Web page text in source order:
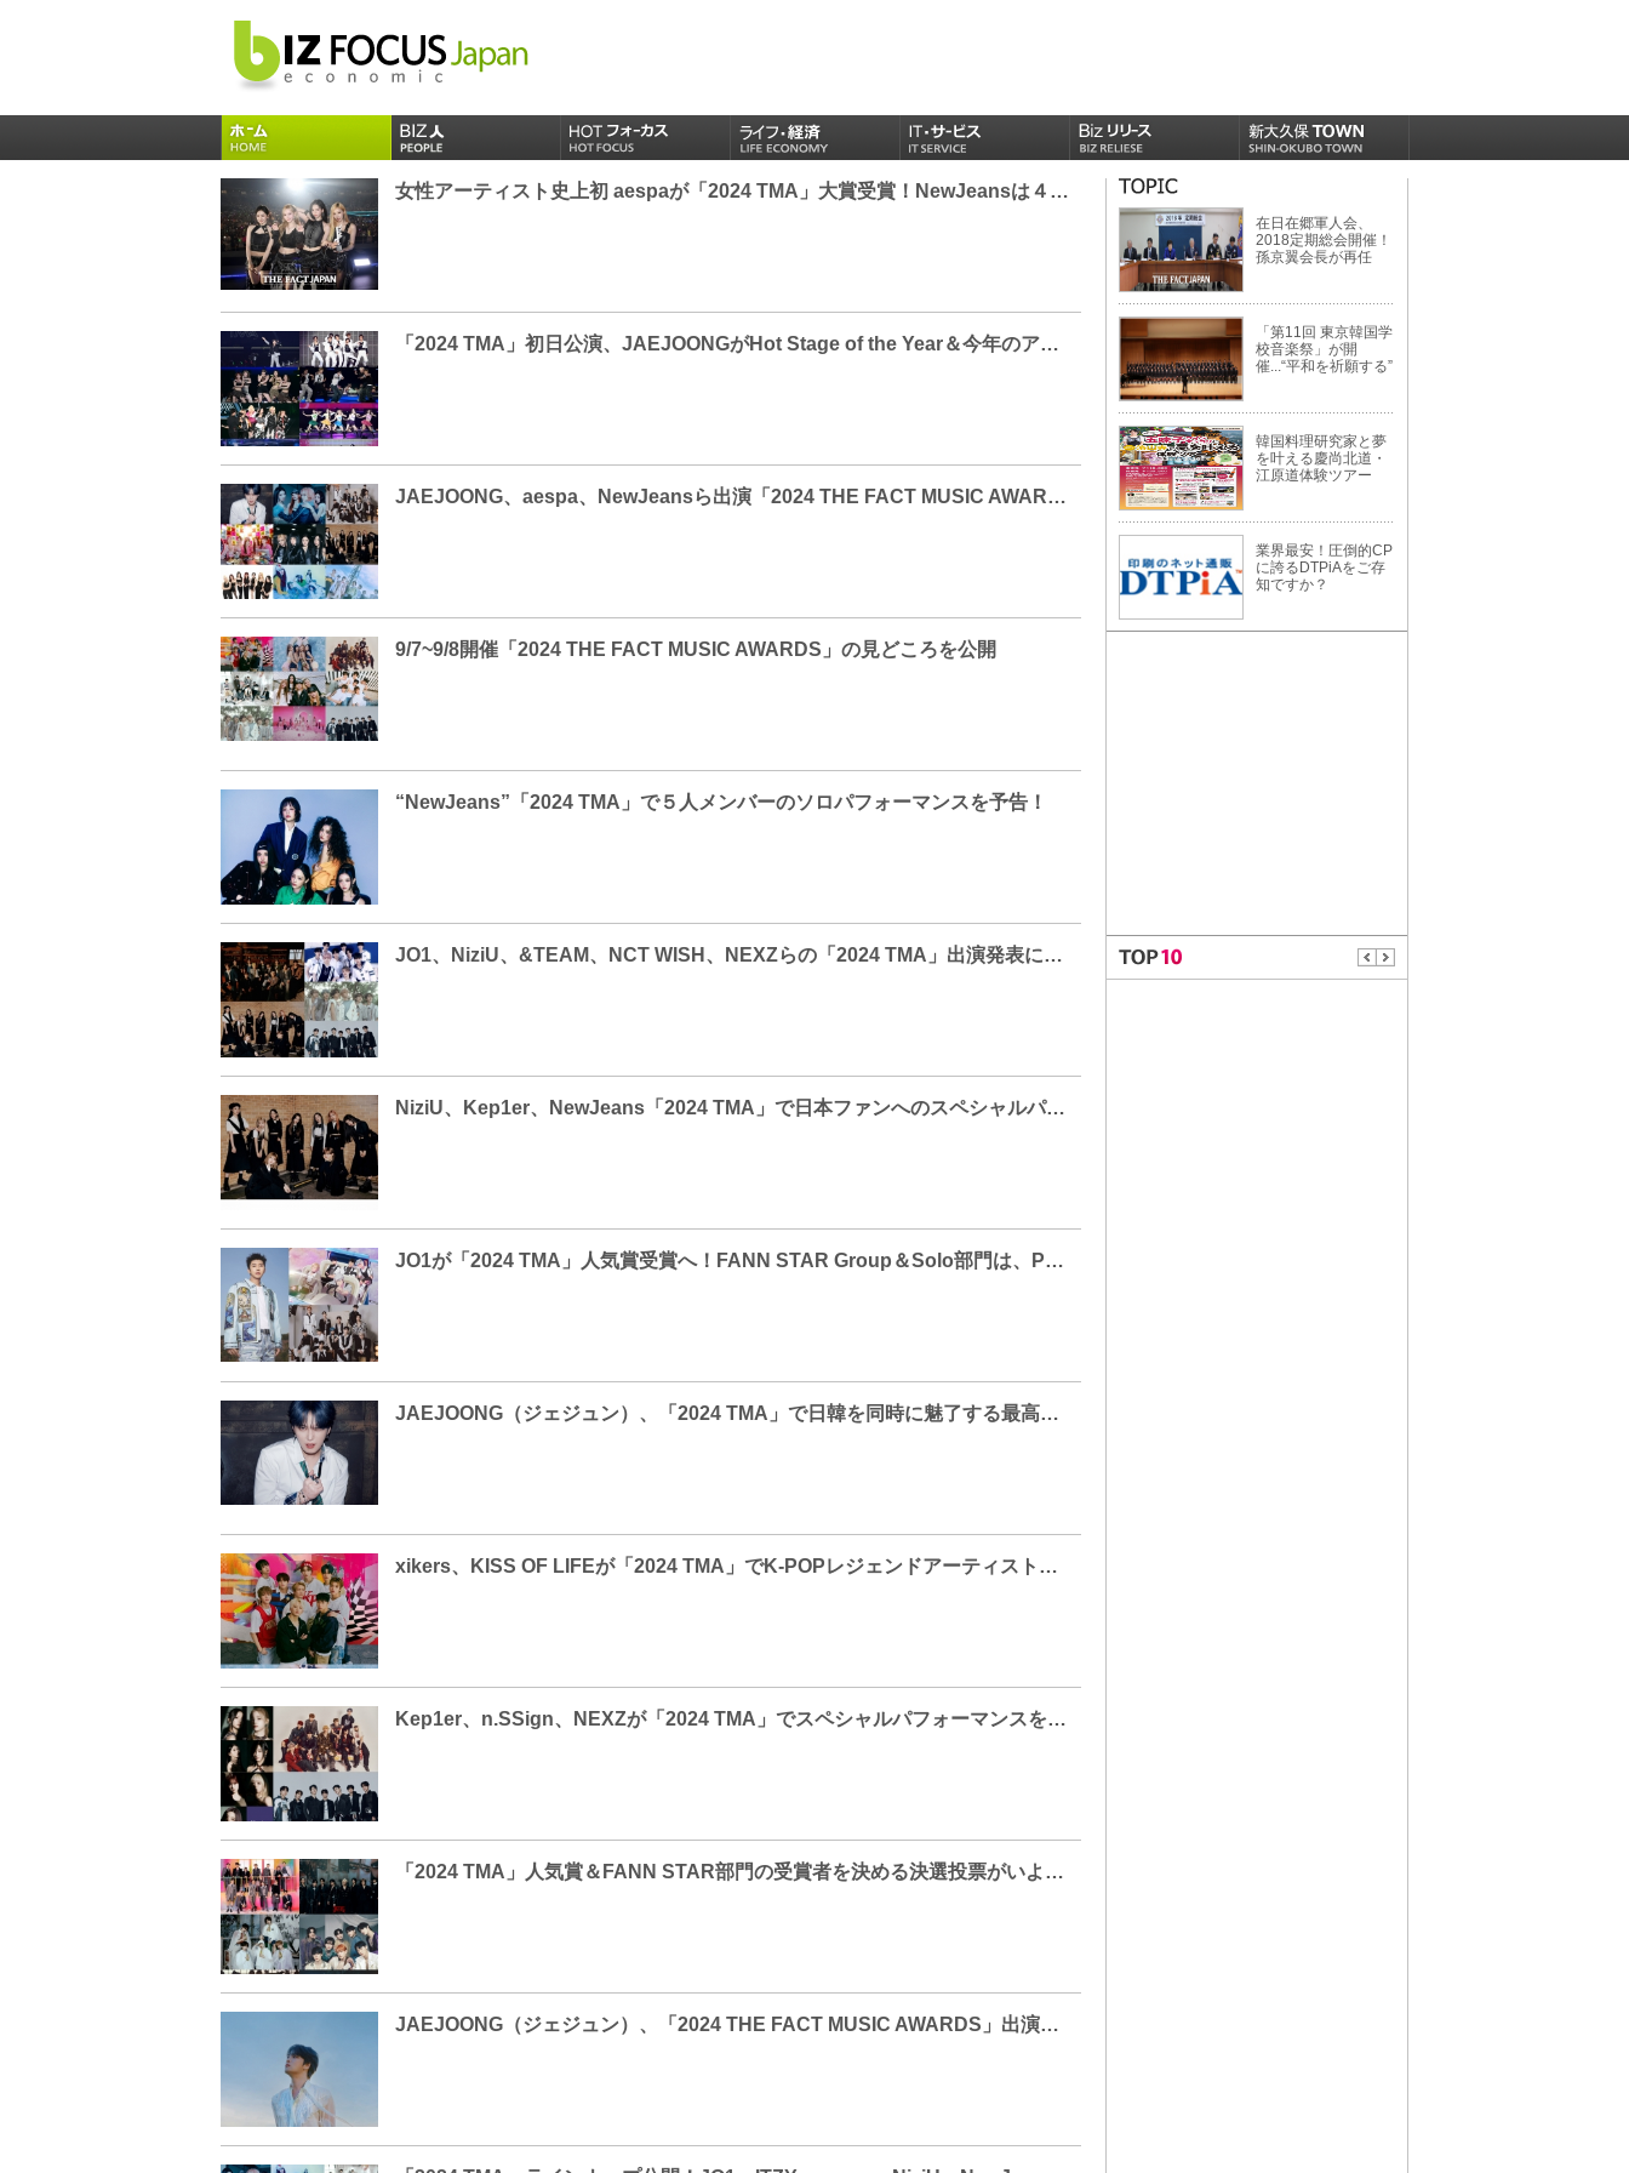
女性アーティスト史上初 aespaが「2024 TMA」大賞受賞！NewJeansは４冠達成
「2024 TMA」初日公演、JAEJOONGがHot Stage of the Year＆今年のアーティスト受賞！TWSは３冠達成
JAEJOONG、aespa、NewJeansら出演「2024 THE FACT MUSIC AWARDS」（TMA）京セラドーム大阪でいよいよ開幕！
9/7~9/8開催「2024 THE FACT MUSIC AWARDS」の見どころを公開
“NewJeans”「2024 TMA」で５人メンバーのソロパフォーマンスを予告！
JO1、NiziU、&TEAM、NCT WISH、NEXZらの「2024 TMA」出演発表に期待の声
NiziU、Kep1er、NewJeans「2024 TMA」で日本ファンへのスペシャルパフォーマンスを予告
JO1が「2024 TMA」人気賞受賞へ！FANN STAR Group＆Solo部門は、PLAVEとイム・ヨンウン
JAEJOONG（ジェジュン）、「2024 TMA」で日韓を同時に魅了する最高のライブステージを予告
xikers、KISS OF LIFEが「2024 TMA」でK-POPレジェンドアーティストのカバーを予告
Kep1er、n.SSign、NEXZが「2024 TMA」でスペシャルパフォーマンスを予告！
「2024 TMA」人気賞＆FANN STAR部門の受賞者を決める決選投票がいよいよスタート！
JAEJOONG（ジェジュン）、「2024 THE FACT MUSIC AWARDS」出演決定！
在日在郷軍人会、
2018定期総会開催！
孫京翼会長が再任
「第11回 東京韓国学
校音楽祭」が開
催...“平和を祈願する”
韓国料理研究家と夢
を叶える慶尚北道・
江原道体験ツアー
業界最安！圧倒的CP
に誇るDTPiAをご存
知ですか？